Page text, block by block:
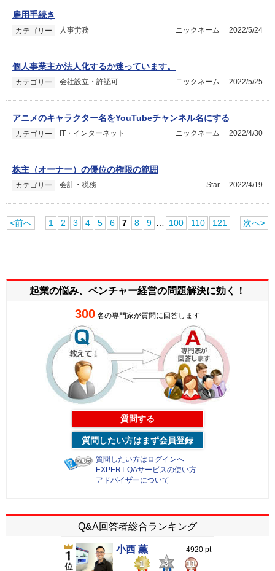
雇用手続き
カテゴリー 人事労務 2022/5/24
ニックネーム
個人事業主か法人化するか迷っています。
カテゴリー 会社設立・許認可 2022/5/25
ニックネーム
アニメのキャラクター名をYouTubeチャンネル名にする
カテゴリー IT・インターネット 2022/4/30
ニックネーム
株主（オーナー）の優位の権限の範囲
カテゴリー 会計・税務 2022/4/19
Star
<前へ 1 2 3 4 5 6 7 8 9 100 110 121 次へ>
起業の悩み、ベンチャー経営の問題解決に効く！
300 名の専門家が質問に回答します
質問する
質問したい方はまず会員登録
質問したい方はログインへ
EXPERT QAサービスの使い方
アドバイザーについて
Q&A回答者総合ランキング
小西 薫 4920 pt
1 3 11